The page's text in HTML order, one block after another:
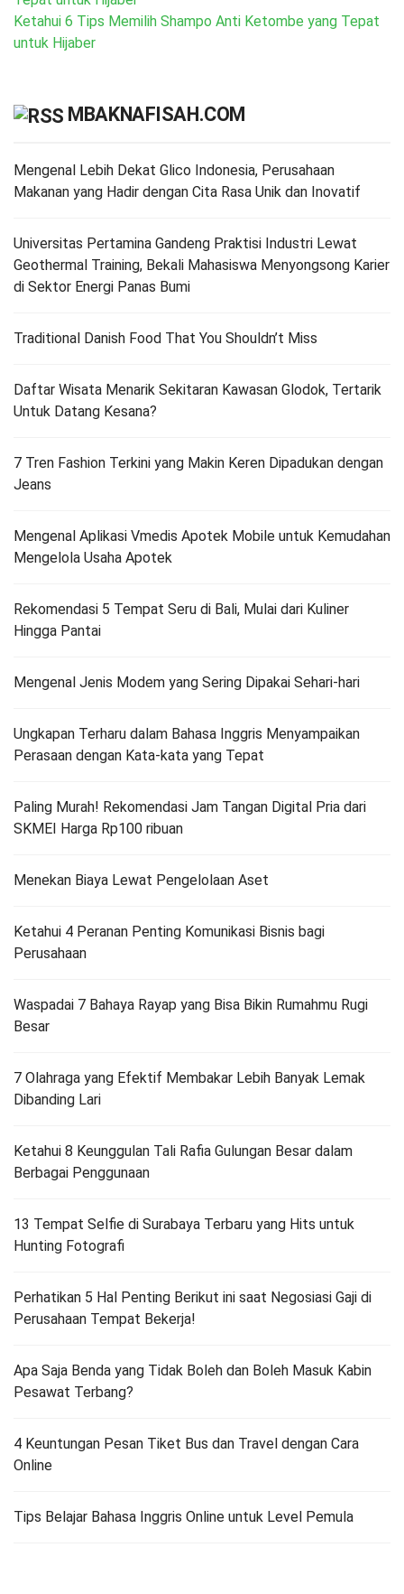
Ketahui 6 Tips Memilih Shampo Anti Ketombe yang Tepat
untuk Hijaber
MBAKNAFISAH.COM
Mengenal Lebih Dekat Glico Indonesia, Perusahaan
Makanan yang Hadir dengan Cita Rasa Unik dan Inovatif
Universitas Pertamina Gandeng Praktisi Industri Lewat
Geothermal Training, Bekali Mahasiswa Menyongsong Karier
di Sektor Energi Panas Bumi
Traditional Danish Food That You Shouldn’t Miss
Daftar Wisata Menarik Sekitaran Kawasan Glodok, Tertarik
Untuk Datang Kesana?
7 Tren Fashion Terkini yang Makin Keren Dipadukan dengan
Jeans
Mengenal Aplikasi Vmedis Apotek Mobile untuk Kemudahan
Mengelola Usaha Apotek
Rekomendasi 5 Tempat Seru di Bali, Mulai dari Kuliner
Hingga Pantai
Mengenal Jenis Modem yang Sering Dipakai Sehari-hari
Ungkapan Terharu dalam Bahasa Inggris Menyampaikan
Perasaan dengan Kata-kata yang Tepat
Paling Murah! Rekomendasi Jam Tangan Digital Pria dari
SKMEI Harga Rp100 ribuan
Menekan Biaya Lewat Pengelolaan Aset
Ketahui 4 Peranan Penting Komunikasi Bisnis bagi
Perusahaan
Waspadai 7 Bahaya Rayap yang Bisa Bikin Rumahmu Rugi
Besar
7 Olahraga yang Efektif Membakar Lebih Banyak Lemak
Dibanding Lari
Ketahui 8 Keunggulan Tali Rafia Gulungan Besar dalam
Berbagai Penggunaan
13 Tempat Selfie di Surabaya Terbaru yang Hits untuk
Hunting Fotografi
Perhatikan 5 Hal Penting Berikut ini saat Negosiasi Gaji di
Perusahaan Tempat Bekerja!
Apa Saja Benda yang Tidak Boleh dan Boleh Masuk Kabin
Pesawat Terbang?
4 Keuntungan Pesan Tiket Bus dan Travel dengan Cara
Online
Tips Belajar Bahasa Inggris Online untuk Level Pemula